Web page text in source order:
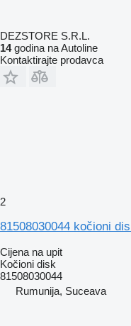
DEZSTORE S.R.L.
14godina na Autoline
Kontaktirajte prodavca
2
81508030044 kočioni
Cijena na upit
Kočioni disk
81508030044
Rumunija, Suceava